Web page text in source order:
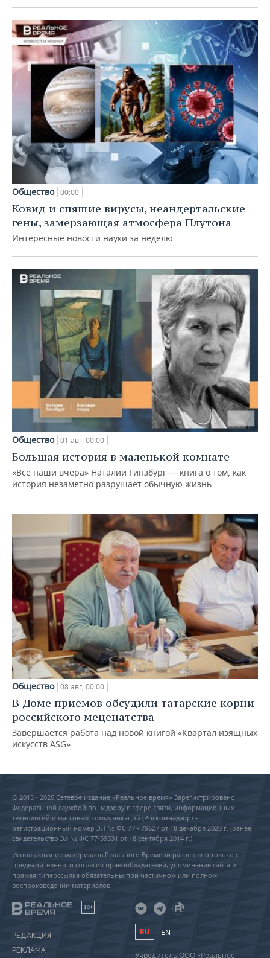
Общество 00:00
Ковид и спящие вирусы, неандертальские
гены, замерзающая атмосфера Плутона
Интересные новости науки за неделю
Общество 01 авг, 00:00
Большая история в маленькой комнате
«Все наши вчера» Наталии Гинзбург — книга о том, как
история незаметно разрушает обычную жизнь
Общество 08 авг, 00:00
В Доме приемов обсудили татарские корни
российского меценатства
Завершается работа над новой книгой «Квартал изящных
искусств ASG»
© 2015 - 2026 Сетевое издание «Реальное время» Зарегистрировано
Федеральной службой по надзору в сфере связи, информационных
технологий и массовых коммуникаций (Роскомнадзор) –
регистрационный номер ЭЛ № ФС 77 - 79627 от 18 декабря 2020 г. (ранее
свидетельство Эл № ФС 77-59331 от 18 сентября 2014 г.)
Использование материалов Реального Времени разрешено только с
предварительного согласия правообладателей, упоминание сайта и
прямая гиперссылка обязательны при частичном или полном
воспроизведении материалов.
18+
РЕДАКЦИЯ
РЕКЛАМА
RU EN
Учредитель ООО «Реальное